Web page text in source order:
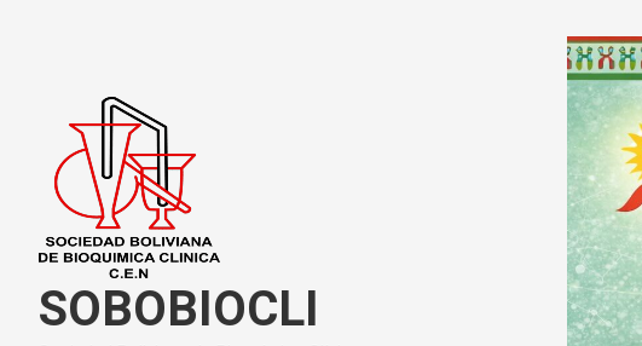
SOBOBIOCLI